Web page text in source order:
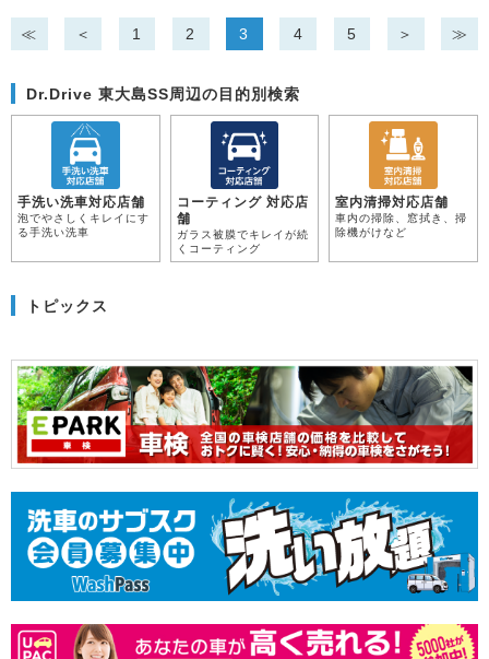
≪ ＜ 1 2 3 4 5 ＞ ≫
Dr.Drive 東大島SS周辺の目的別検索
手洗い洗車対応店舗
泡でやさしくキレイにす
る手洗い洗車
コーティング 対応店
舗
ガラス被膜でキレイが続
くコーティング
室内清掃対応店舗
車内の掃除、窓拭き、掃
除機がけなど
トピックス